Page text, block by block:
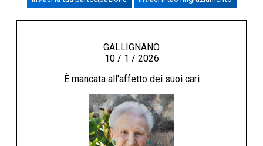
LA PIAZZA
ANIMALI
NECROLOGI
ACCEDI
GALLIGNANO
10 / 1 / 2026
È mancata all'affetto dei suoi cari